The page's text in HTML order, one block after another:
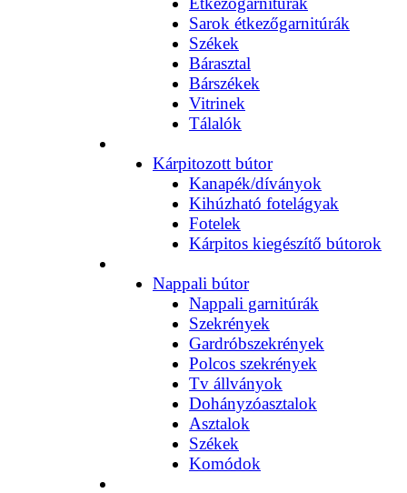
Sarok étkezőgarnitúrák
Székek
Bárasztal
Bárszékek
Vitrinek
Tálalók
Kárpitozott bútor
Kanapék/díványok
Kihúzható fotelágyak
Fotelek
Kárpitos kiegészítő bútorok
Nappali bútor
Nappali garnitúrák
Szekrények
Gardróbszekrények
Polcos szekrények
Tv állványok
Dohányzóasztalok
Asztalok
Székek
Komódok